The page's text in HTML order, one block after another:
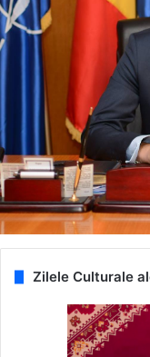
Zilele Culturale